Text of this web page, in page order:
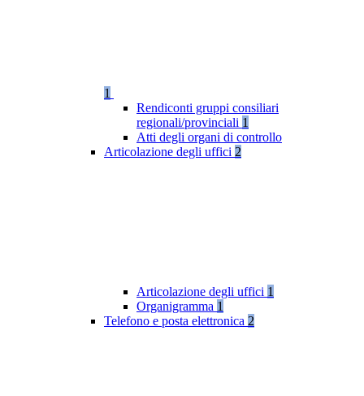
1
Rendiconti gruppi consiliari
regionali/provinciali 1
Atti degli organi di controllo
Articolazione degli uffici 2
Articolazione degli uffici 1
Organigramma 1
Telefono e posta elettronica 2